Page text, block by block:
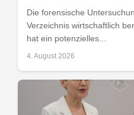
Die forensische
Verzeichnis wirtschaftlich
hat ein potenzielles...
4. August 2026